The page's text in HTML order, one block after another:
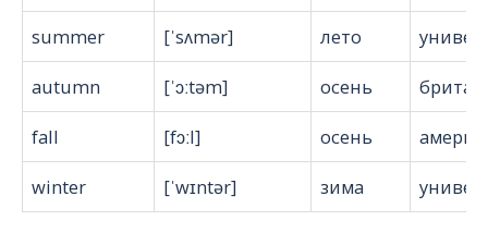
summer
[ˈsʌmər] лето
autumn
[ˈɔːtəm] осень
fall
[fɔːl] осень
winter
[ˈwɪntər] зима